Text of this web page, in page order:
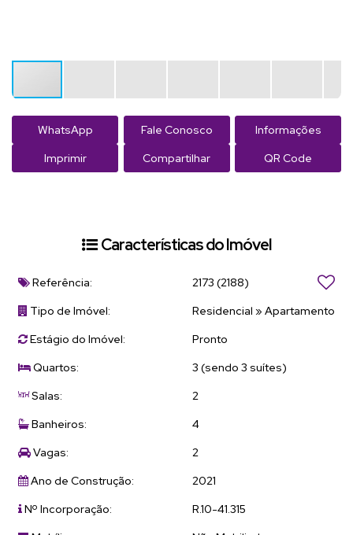
WhatsApp Fale Conosco
Informações
Imprimir
Compartilhar QR Code
Características do Imóvel
Referência: 2173 (2188)
Tipo de Imóvel:
Residencial » Apartamento
Estágio do Imóvel:
Pronto
Quartos:
3 (sendo 3 suítes)
Salas:
2
Banheiros:
4
Vagas:
2
Ano de Construção:
2021
Nº Incorporação:
R.10-41.315